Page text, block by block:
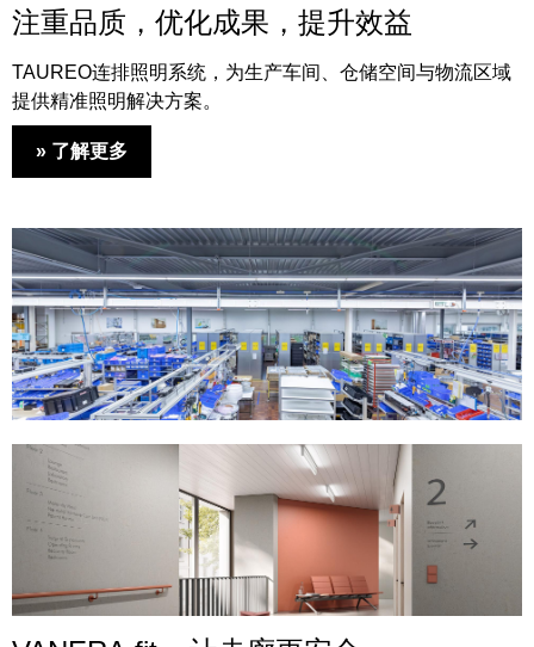
注重品质，优化成果，提升效益
TAUREO连排照明系统，为生产车间、仓储空间与物流区域
提供精准照明解决方案。
» 了解更多